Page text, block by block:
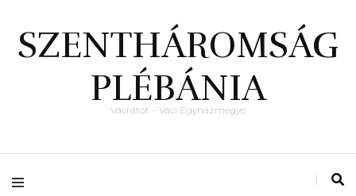
SZENTHÁROMSÁG
PLÉBÁNIA
Vácrátót – Váci Egyházmegye